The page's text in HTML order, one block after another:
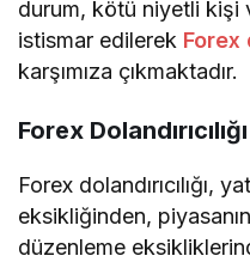
durum, kötü niyetli kişi
istismar edilerek Forex
karşımıza çıkmaktadır.
Forex
Forex dolandırıcılığı,
eksikliğinden,
düzenleme